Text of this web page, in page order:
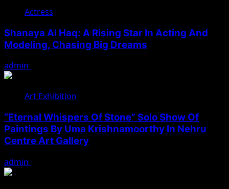
Actress
Shanaya Al Haq: A Rising Star In Acting And
Modeling, Chasing Big Dreams
admin
Art Exhibition
“Eternal Whispers Of Stone” Solo Show Of
Paintings By Uma Krishnamoorthy In Nehru
Centre Art Gallery
admin